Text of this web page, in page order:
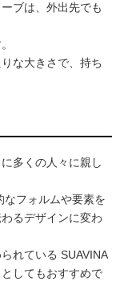
ブは、外出先でも
な大きさで、持ち
多くの人々に親し
フォルムや要素を
るデザインに変わ
れている SUAVINA
してもおすすめで